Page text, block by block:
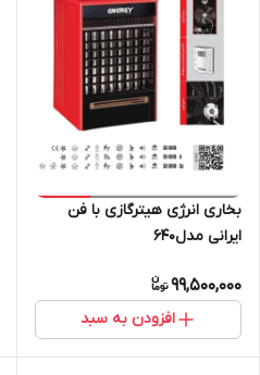
بخاری انرژی هیترگازی با فن
ایرانی مدل640
99,500,000
افزودن به سبد